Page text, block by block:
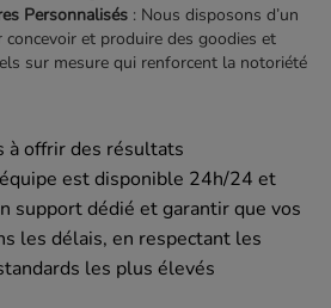
Personnalisés : Nous disposons d’un
et produire des goodies et
sur mesure qui renforcent la notoriété
à offrir des résultats
est disponible 24h/24 et
support dédié et garantir que vos
les délais, en respectant les
les plus élevés